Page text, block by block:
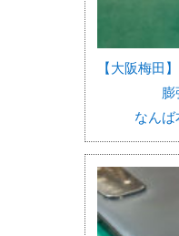
【大阪梅田
膨
なんば